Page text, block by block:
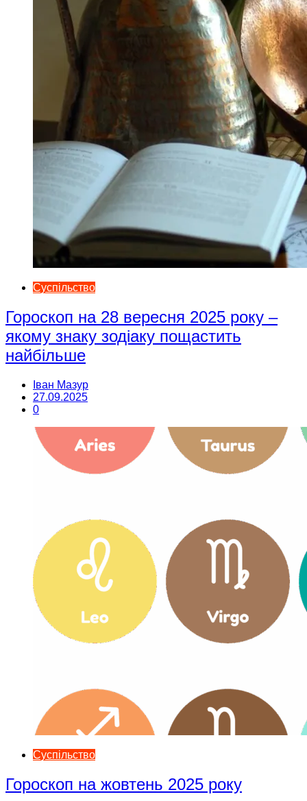
Суспільство
Гороскоп на 28 вересня 2025 року –
якому знаку зодіаку пощастить
найбільше
Іван Мазур
27.09.2025
0
Суспільство
Гороскоп на жовтень 2025 року